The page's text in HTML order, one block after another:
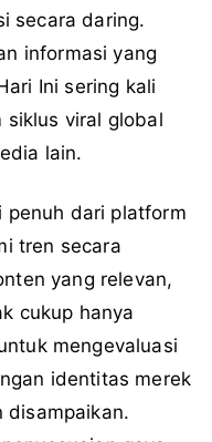
secara daring.
informasi yang
Ini sering kali
siklus viral global
lain.
penuh dari platform
tren secara
yang relevan,
cukup hanya
mengevaluasi
identitas merek
disampaikan.